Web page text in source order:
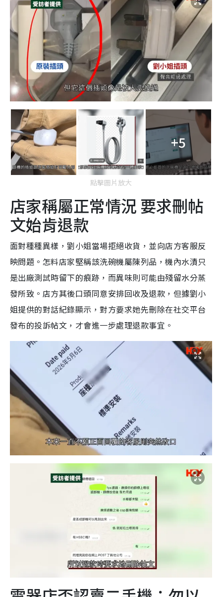
+5
點擊圖片放大
店家稱屬正常情況 要求刪帖
文始肯退款
面對種種異樣，劉小姐當場拒絕收貨，並向店方客服反
映問題。怎料店家堅稱該洗碗機屬陳列品，機內水漬只
是出廠測試時留下的痕跡，而異味則可能由殘留水分蒸
發所致。店方其後口頭同意安排回收及退款，但據劉小
姐提供的對話紀錄顯示，對方要求她先刪除在社交平台
發布的投訴帖文，才會進一步處理退款事宜。